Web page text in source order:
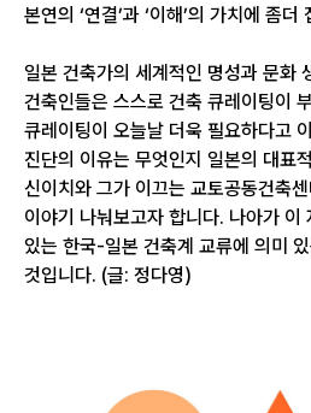
본연의 ‘연결’과 ‘이해’의 가치에 좀
일본 건축가의 세계적인 명성과 문화
건축인들은 스스로 건축 큐레이팅이
큐레이팅이 오늘날 더욱 필요하다고
진단의 이유는 무엇인지 일본의 대표
신이치와 그가 이끄는 교토공동건축
이야기 나눠보고자 합니다. 나아가 이
있는 한국-일본 건축계 교류에 의미
것입니다. (글: 정다영)